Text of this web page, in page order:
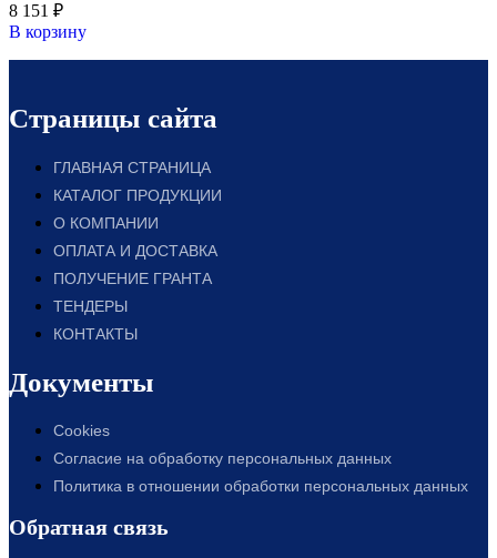
8 151 ₽
В корзину
Страницы сайта
ГЛАВНАЯ СТРАНИЦА
КАТАЛОГ ПРОДУКЦИИ
О КОМПАНИИ
ОПЛАТА И ДОСТАВКА
ПОЛУЧЕНИЕ ГРАНТА
ТЕНДЕРЫ
КОНТАКТЫ
Документы
Cookies
Согласие на обработку персональных данных
Политика в отношении обработки персональных данных
Обратная связь